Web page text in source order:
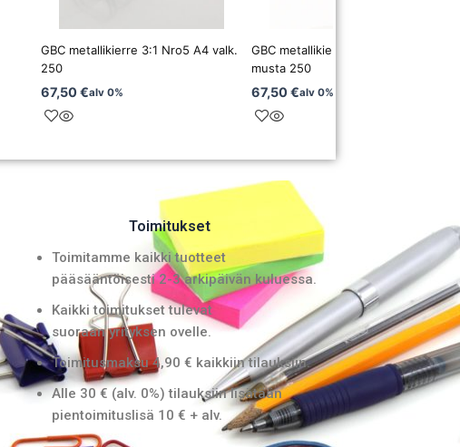
GBC metallikierre 3:1 Nro5 A4 valk.
250
67,50€alv 0%
GBC metallikierre 3:1 Nro5 A4
musta 250
67,50€alv 0%
Toimitukset
Toimitamme kaikki tuotteet
pääsääntöisesti 2-3 arkipäivän kuluessa.
Kaikki toimitukset tulevat
suoraan yrityksen ovelle.
Toimitusmaksu 4,90 € kaikkiin tilauksiin.
Alle 30 € (alv. 0%) tilauksiin lisätään
pientoimituslisä 10 € + alv.